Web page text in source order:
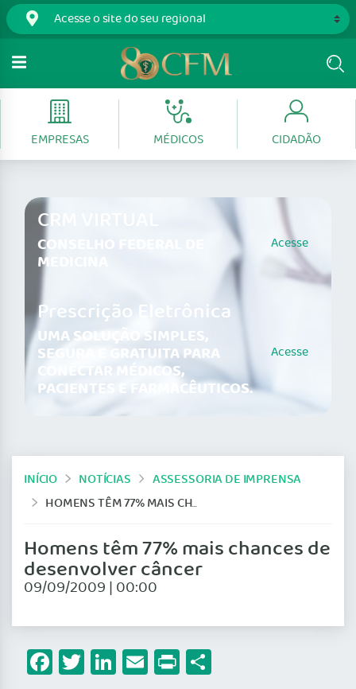
EMPRESAS MÉDICOS CIDADÃO
CRM VIRTUAL
CONSELHO FEDERAL DE
MEDICINA
Acesse
Prescrição Eletrônica
UMA SOLUÇÃO SIMPLES,
SEGURA E GRATUITA PARA
CONECTAR MÉDICOS,
PACIENTES E FARMACÊUTICOS.
Acesse
INÍCIO NOTÍCIAS
ASSESSORIA DE IMPRENSA
HOMENS TÊM 77% MAIS CHANCES DE DESENVOLVER CÂNCER
Homens têm 77% mais chances de
desenvolver câncer
09/09/2009 | 00:00
Facebook
Twitter
LinkedIn
Email
Print